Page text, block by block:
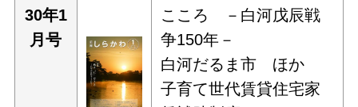
30年1
月号
こころ －白河戊辰戦
争150年－
白河だるま市 ほか
子育て世代賃貸住宅家